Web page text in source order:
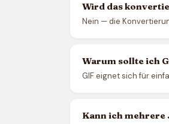
Wird das
Nein — die
Warum sollte ich
GIF eignet sich für
Kann ich